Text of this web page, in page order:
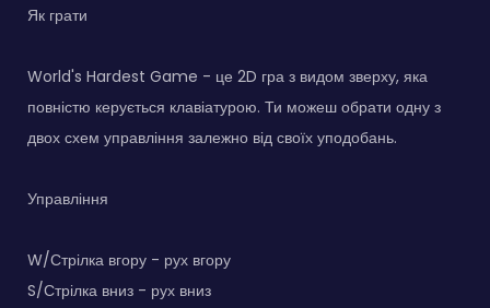
Як грати
World's Hardest Game - це 2D гра з видом зверху, яка
повністю керується клавіатурою. Ти можеш обрати одну з
двох схем управління залежно від своїх уподобань.
Управління
W/Стрілка вгору - рух вгору
S/Стрілка вниз - рух вниз